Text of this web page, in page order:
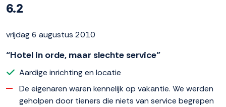
6.2
vrijdag 6 augustus 2010
“Hotel in orde, maar slechte service”
Aardige inrichting en locatie
De eigenaren waren kennelijk op vakantie. We werden
geholpen door tieners die niets van service begrepen